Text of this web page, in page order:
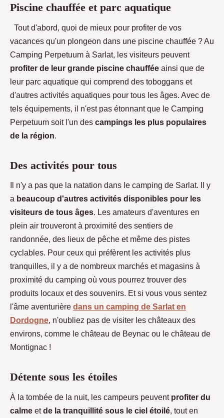
Piscine chauffée et parc aquatique
Tout d'abord, quoi de mieux pour profiter de vos
vacances qu'un plongeon dans une piscine chauffée ? Au
Camping Perpetuum à Sarlat, les visiteurs peuvent
profiter de leur grande piscine chauffée ainsi que de
leur parc aquatique qui comprend des toboggans et
d'autres activités aquatiques pour tous les âges. Avec de
tels équipements, il n'est pas étonnant que le Camping
Perpetuum soit l'un des campings les plus populaires
de la région.
Des activités pour tous
Il n'y a pas que la natation dans le camping de Sarlat. Il y
a beaucoup d'autres activités disponibles pour les
visiteurs de tous âges. Les amateurs d'aventures en
plein air trouveront à proximité des sentiers de
randonnée, des lieux de pêche et même des pistes
cyclables. Pour ceux qui préfèrent les activités plus
tranquilles, il y a de nombreux marchés et magasins à
proximité du camping où vous pourrez trouver des
produits locaux et des souvenirs. Et si vous vous sentez
l'âme aventurière dans un camping de Sarlat en
Dordogne, n'oubliez pas de visiter les châteaux des
environs, comme le château de Beynac ou le château de
Montignac !
Détente sous les étoiles
À la tombée de la nuit, les campeurs peuvent profiter du
calme etde la tranquillité sous le ciel étoilé, tout en